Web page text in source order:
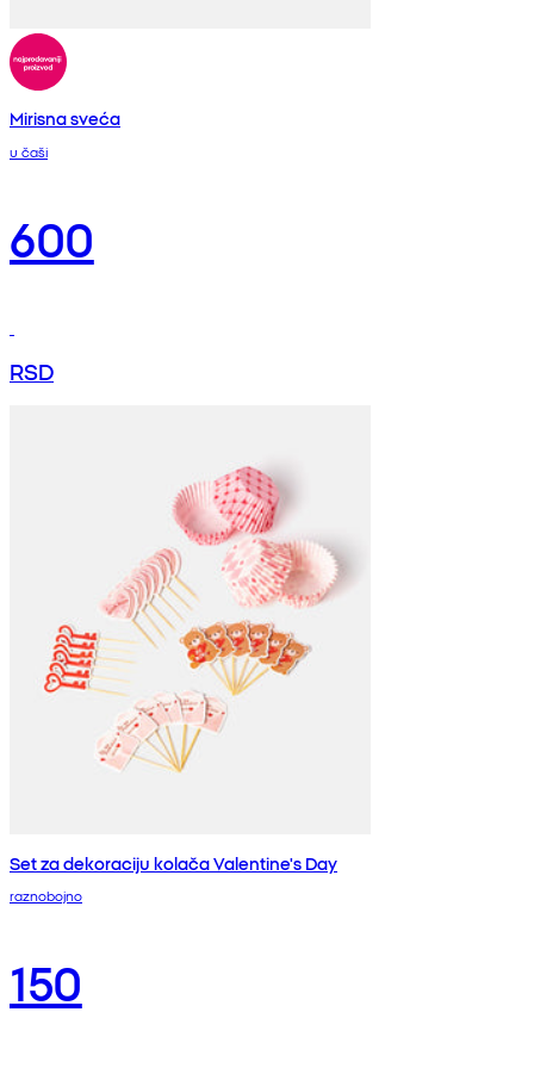
Mirisna sveća
u čaši
600
RSD
Set za dekoraciju kolača Valentine's Day
raznobojno
150